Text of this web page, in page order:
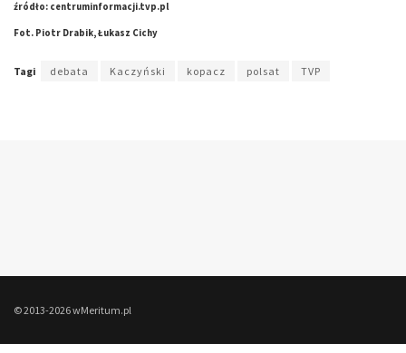
źródło: centruminformacji.tvp.pl
Fot. Piotr Drabik, Łukasz Cichy
Tagi debata Kaczyński kopacz polsat TVP
© 2013-2026 wMeritum.pl